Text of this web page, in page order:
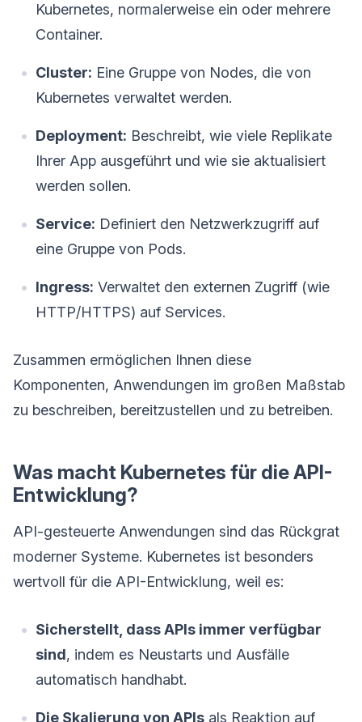
Kubernetes, normalerweise ein oder mehrere
Container.
Cluster: Eine Gruppe von Nodes, die von
Kubernetes verwaltet werden.
Deployment: Beschreibt, wie viele Replikate
Ihrer App ausgeführt und wie sie aktualisiert
werden sollen.
Service: Definiert den Netzwerkzugriff auf
eine Gruppe von Pods.
Ingress: Verwaltet den externen Zugriff (wie
HTTP/HTTPS) auf Services.
Zusammen ermöglichen Ihnen diese
Komponenten, Anwendungen im großen Maßstab
zu beschreiben, bereitzustellen und zu betreiben.
Was macht Kubernetes für die API-
Entwicklung?
API-gesteuerte Anwendungen sind das Rückgrat
moderner Systeme. Kubernetes ist besonders
wertvoll für die API-Entwicklung, weil es:
Sicherstellt, dass APIs immer verfügbar
sind, indem es Neustarts und Ausfälle
automatisch handhabt.
Die Skalierung von APIs als Reaktion auf